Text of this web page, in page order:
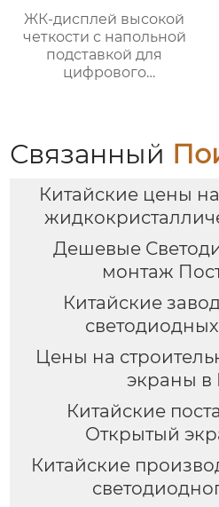
ЖК-дисплей высокой
четкости с напольной
подставкой для
цифрового
Связанный
Китайские цены
Дешевые
монтаж
Китайские
Цены на
экраны в
Китайские
Открытый
Китайские